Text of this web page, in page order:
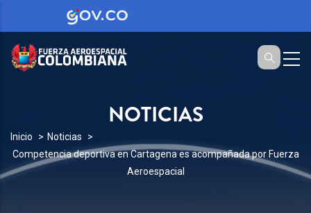
NOTICIAS
SOBRESCRIBIR
ENLACES
DE
Inicio
Noticias
Competencia deportiva en Cartagena es acompañada por Fuerza
Aeroespacial